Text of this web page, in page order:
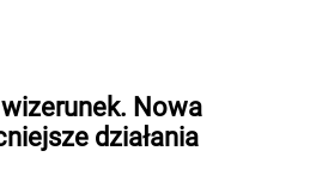
Nowa
działania